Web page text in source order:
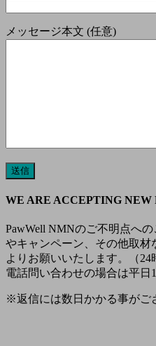
メッセージ本文 (任意)
WE ARE ACCEPTING NEW
PawWell NMNのご不明点へ
やキャンペーン、その他取材
よりお願いいたします。（24
電話問い合わせの場合は平日
※返信には数日かかる事がご